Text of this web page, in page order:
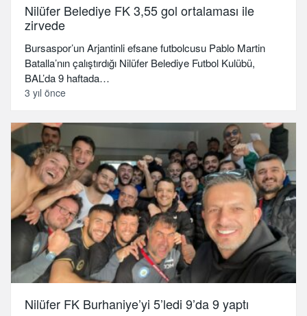
Nilüfer Belediye FK 3,55 gol ortalaması ile
zirvede
Bursaspor’un Arjantinli efsane futbolcusu Pablo Martin
Batalla’nın çalıştırdığı Nilüfer Belediye Futbol Kulübü,
BAL’da 9 haftada…
3 yıl önce
Nilüfer FK Burhaniye’yi 5’ledi 9’da 9 yaptı